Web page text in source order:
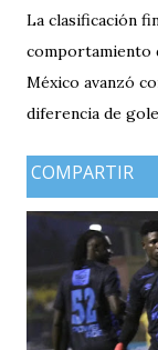
La clasificación
comportamiento
México avanzó
diferencia de
tres puntos y
cerró sin sumar.
dependió de
consiguió
grupo. En los
superado en
COMPARTIR